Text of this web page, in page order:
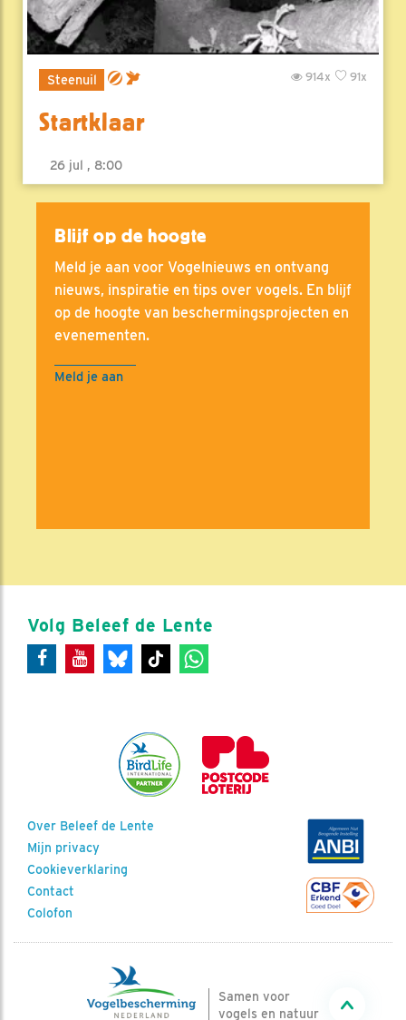
Steenuil 91x
914x
Startklaar
26 jul , 8:00
Blijf op de hoogte
Meld je aan voor Vogelnieuws en ontvang
nieuws, inspiratie en tips over vogels. En blijf
op de hoogte van beschermingsprojecten en
evenementen.
Meld je aan
Volg Beleef de Lente
Over Beleef de Lente
Mijn privacy
Cookieverklaring
Contact
Colofon
Samen voor
vogels en natuur